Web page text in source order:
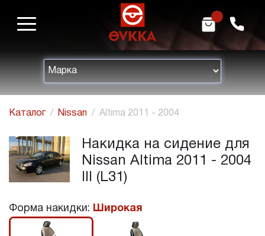
h m
Каталог Nissan Altima 2011 - 2004
Накидка на сидение для
Nissan Altima 2011 - 2004
III (L31)
Форма накидки: Широкая